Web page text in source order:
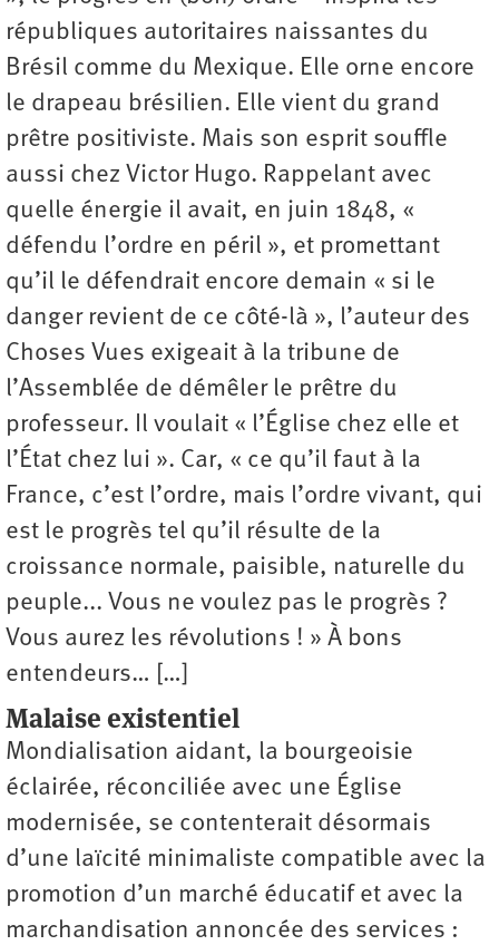
républiques autoritaires naissantes du
Brésil comme du Mexique. Elle orne encore
le drapeau brésilien. Elle vient du grand
prêtre positiviste. Mais son esprit souffle
aussi chez Victor Hugo. Rappelant avec
quelle énergie il avait, en juin 1848, «
défendu l’ordre en péril », et promettant
qu’il le défendrait encore demain « si le
danger revient de ce côté-là », l’auteur des
Choses Vues exigeait à la tribune de
l’Assemblée de démêler le prêtre du
professeur. Il voulait « l’Église chez elle et
l’État chez lui ». Car, « ce qu’il faut à la
France, c’est l’ordre, mais l’ordre vivant, qui
est le progrès tel qu’il résulte de la
croissance normale, paisible, naturelle du
peuple... Vous ne voulez pas le progrès ?
Vous aurez les révolutions ! » À bons
entendeurs… […]
Malaise existentiel
Mondialisation aidant, la bourgeoisie
éclairée, réconciliée avec une Église
modernisée, se contenterait désormais
d’une laïcité minimaliste compatible avec la
promotion d’un marché éducatif et avec la
marchandisation annoncée des services :